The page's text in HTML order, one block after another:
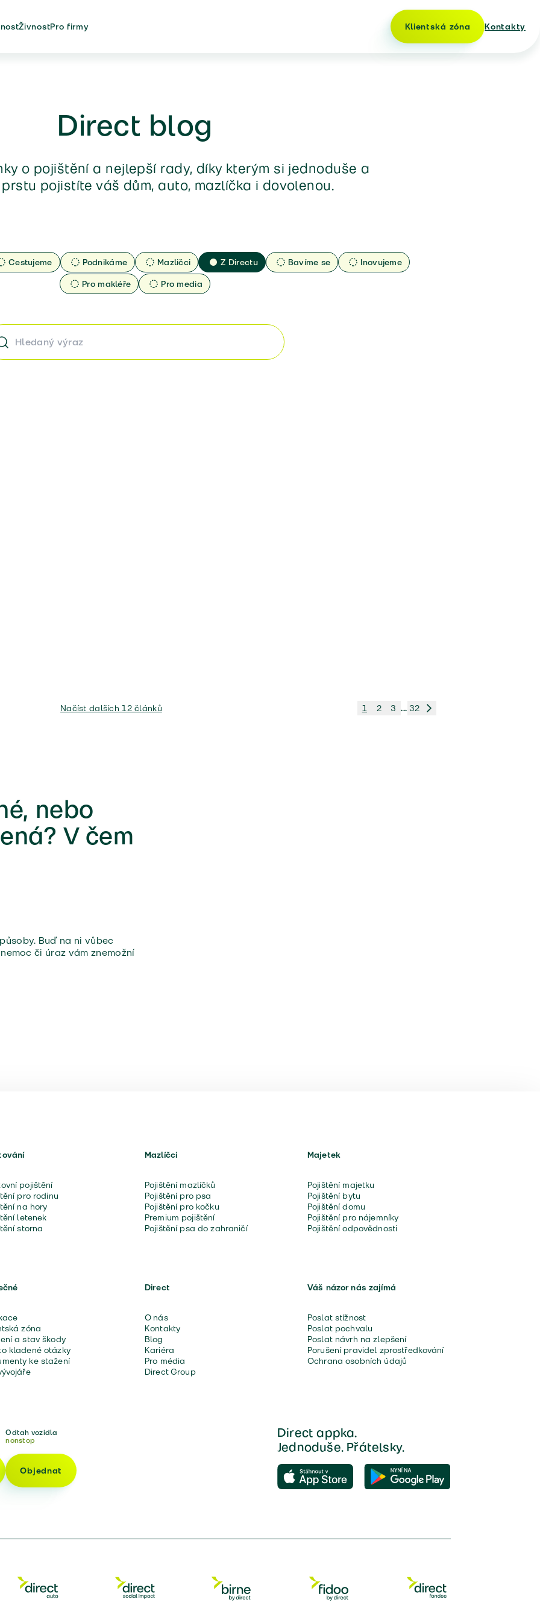
ŽivnostPro firmy Klientská zóna Kontakty
Direct blog
o pojištění a nejlepší rady, díky kterým si jednoduše a
pojistíte váš dům, auto, mazlíčka i dovolenou.
Cestujeme Podnikáme Mazličci Z Directu Bavíme se
Inovujeme
Pro makléře
Pro media
Načíst dalších 12 článků 1 2 3 ... 32
nebo
V čem
Buď na ni vůbec
či úraz vám znemožní
pojištění
pro rodinu
na hory
letenek
storna
Mazlíčci
Pojištění mazlíčků
Pojištění pro psa
Pojištění pro kočku
Premium pojištění
Pojištění psa do zahraničí
Majetek
Pojištění majetku
Pojištění bytu
Pojištění domu
Pojištění pro nájemníky
Pojištění odpovědnosti
zóna
a stav škody
kladené otázky
ke stažení
Direct
O nás
Kontakty
Blog
Kariéra
Pro média
Direct Group
Váš názor nás zajímá
Poslat stížnost
Poslat pochvalu
Poslat návrh na zlepšení
Porušení pravidel zprostředkování
Ochrana osobních údajů
Odtah vozidla
nonstop
Objednat
Direct appka.
Jednoduše. Přátelsky.